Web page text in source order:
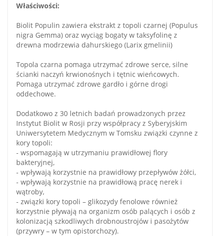
Właściwości:
Biolit Populin zawiera ekstrakt z topoli czarnej (Populus
nigra Gemma) oraz wyciąg bogaty w taksyfolinę z
drewna modrzewia dahurskiego (Larix gmelinii)
Topola czarna pomaga utrzymać zdrowe serce, silne
ścianki naczyń krwionośnych i tętnic wieńcowych.
Pomaga utrzymać zdrowe gardło i górne drogi
oddechowe.
Dodatkowo z 30 letnich badań prowadzonych przez
Instytut Biolit w Rosji przy współpracy z Syberyjskim
Uniwersytetem Medycznym w Tomsku związki czynne z
kory topoli:
- wspomagają w utrzymaniu prawidłowej flory
bakteryjnej,
- wpływają korzystnie na prawidłowy przepływów żółci,
- wpływają korzystnie na prawidłową pracę nerek i
wątroby,
- związki kory topoli – glikozydy fenolowe również
korzystnie pływają na organizm osób palących i osób z
kolonizacją szkodliwych drobnoustrojów i pasożytów
(przywry – w tym opistorchozy).